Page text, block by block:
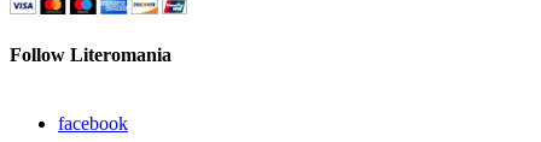
Follow Literomania
facebook